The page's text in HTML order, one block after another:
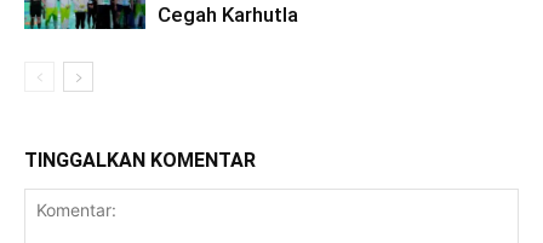
Cegah Karhutla
TINGGALKAN KOMENTAR